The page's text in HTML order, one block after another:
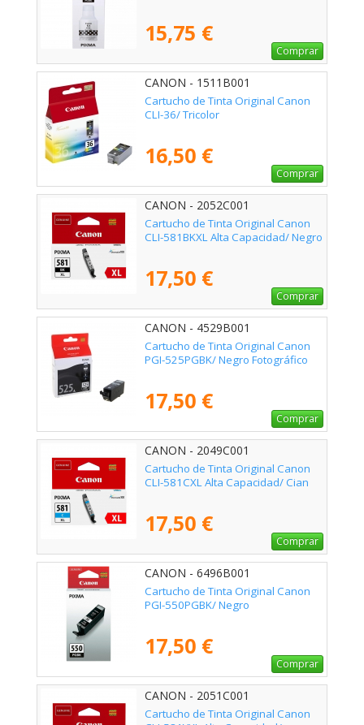
15,75 €
Comprar
CANON - 1511B001
Cartucho de Tinta Original Canon
CLI-36/ Tricolor
16,50 €
Comprar
CANON - 2052C001
Cartucho de Tinta Original Canon
CLI-581BKXL Alta Capacidad/ Negro
17,50 €
Comprar
CANON - 4529B001
Cartucho de Tinta Original Canon
PGI-525PGBK/ Negro Fotográfico
17,50 €
Comprar
CANON - 2049C001
Cartucho de Tinta Original Canon
CLI-581CXL Alta Capacidad/ Cian
17,50 €
Comprar
CANON - 6496B001
Cartucho de Tinta Original Canon
PGI-550PGBK/ Negro
17,50 €
Comprar
CANON - 2051C001
Cartucho de Tinta Original Canon